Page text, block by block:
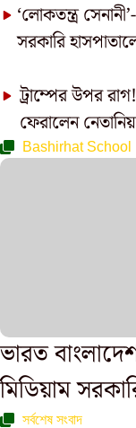
‘লোকতন্ত্র
সরকারি
ট্রাম্পের উপর
ফেরালেন
Bashirhat School
ভারত
মিডিয়াম
সর্বশেষ সংবাদ